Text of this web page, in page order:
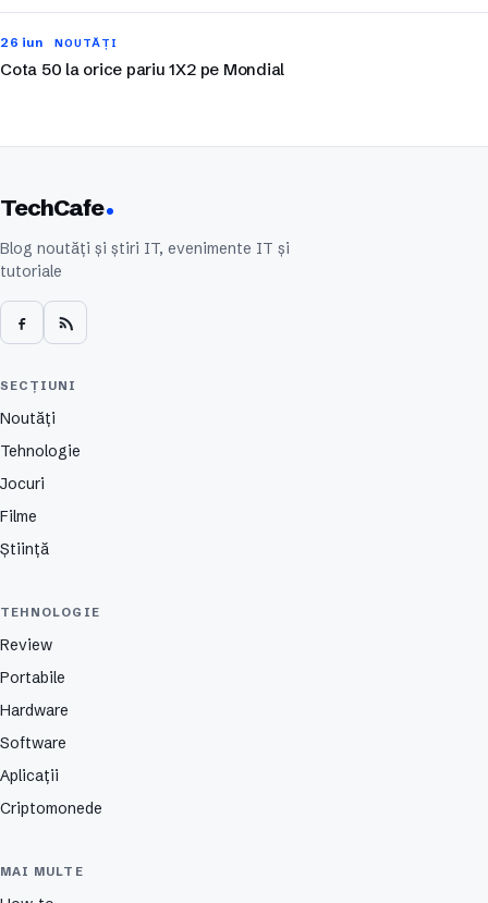
26 iun NOUTĂȚI
Cota 50 la orice pariu 1X2 pe Mondial
TechCafe
Blog noutăți și știri IT, evenimente IT și
tutoriale
SECȚIUNI
Noutăți
Tehnologie
Jocuri
Filme
Știință
TEHNOLOGIE
Review
Portabile
Hardware
Software
Aplicații
Criptomonede
MAI MULTE